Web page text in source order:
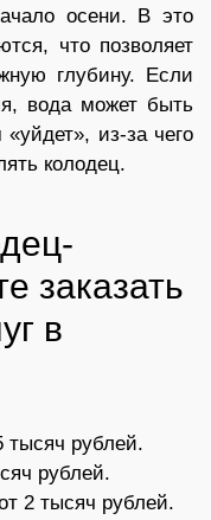
осени. В это
что позволяет
глубину. Если
вода может быть
из-за чего
колодец.
заказать
в
рублей.
рублей.
2 тысяч рублей.